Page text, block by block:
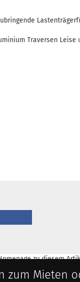
Traversen Leise
zu diesem
zum Mieten